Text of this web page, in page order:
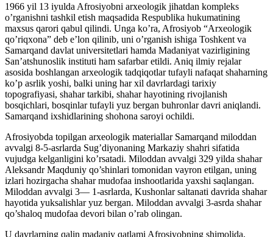
1966 yil 13 iyulda Afrosiyobni arxeologik jihatdan kompleks
o’rganishni tashkil etish maqsadida Respublika hukumatining
maxsus qarori qabul qilindi. Unga ko’ra, Afrosiyob “Arxeologik
qo’riqxona” deb e’lon qilinib, uni o’rganish ishiga Toshkent va
Samarqand davlat universitetlari hamda Madaniyat vazirligining
San’atshunoslik instituti ham safarbar etildi. Aniq ilmiy rejalar
asosida boshlangan arxeologik tadqiqotlar tufayli nafaqat shaharning
ko’p asrlik yoshi, balki uning har xil davrlardagi tarixiy
topografiyasi, shahar tarkibi, shahar hayotining rivojlanish
bosqichlari, bosqinlar tufayli yuz bergan buhronlar davri aniqlandi.
Samarqand ixshidlarining shohona saroyi ochildi.
Afrosiyobda topilgan arxeologik materiallar Samarqand miloddan
avvalgi 8-5-asrlarda Sug’diyonaning Markaziy shahri sifatida
vujudga kelganligini ko’rsatadi. Miloddan avvalgi 329 yilda shahar
Aleksandr Maqduniy qo’shinlari tomonidan vayron etilgan, uning
izlari hozirgacha shahar mudofaa inshootlarida yaxshi saqlangan.
Miloddan avvalgi 3— 1-asrlarda, Kushonlar saltanati davrida shahar
hayotida yuksalishlar yuz bergan. Miloddan avvalgi 3-asrda shahar
qo’shaloq mudofaa devori bilan o’rab olingan.
U davrlarning qalin madaniy qatlami Afrosiyobning shimolida,